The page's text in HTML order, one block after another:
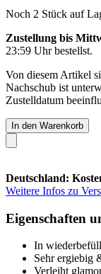
Noch 2 Stück auf
Zustellung bis
23:59 Uhrbestellst.
Von diesem Artikel
Nachschub ist
Zustelldatum
In den Warenkorb
Deutschland:
Weitere Infos zu
Eigenschaften
In
Sehr ergiebig
Verleiht